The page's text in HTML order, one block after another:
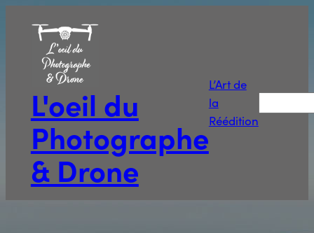
L'oeil du
Photographe
& Drone
L’Art de
la
Réédition